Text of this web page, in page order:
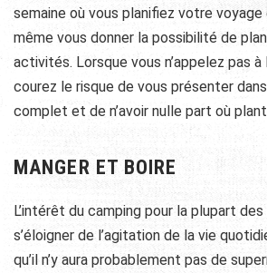
semaine où vous planifiez votre
même vous donner la possibilité de
activités. Lorsque vous n’appelez pas à
courez le risque de vous présenter
complet et de n’avoir nulle part où
MANGER ET BOIRE
L’intérêt du camping pour la plupart
s’éloigner de l’agitation de la vie
qu’il n’y aura probablement pas de